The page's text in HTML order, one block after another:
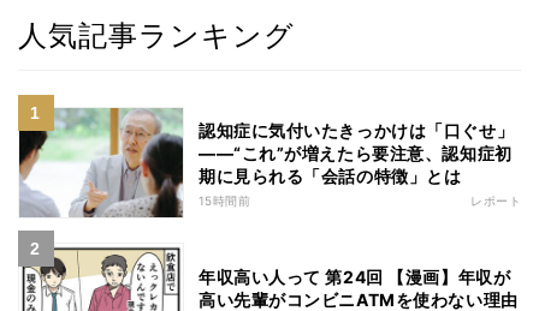
人気記事ランキング
認知症に気付いたきっかけは「口ぐせ」
――“これ”が増えたら要注意、認知症初
期に見られる「会話の特徴」とは
15時間前 レポート
年収高い人って 第24回 【漫画】年収が
高い先輩がコンビニATMを使わない理由